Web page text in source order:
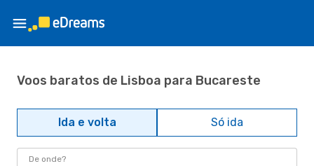
Voos baratos de Lisboa para Bucareste
Ida e volta Só ida
De onde?